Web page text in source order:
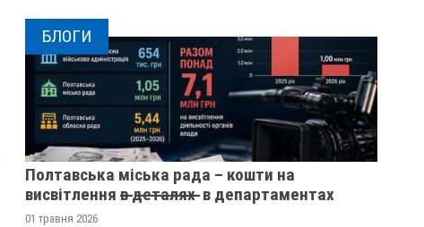
БЛОГИ
Полтавська міська рада – кошти на
висвітлення в̶ ̶д̶е̶т̶а̶л̶я̶х̶ ̶ в департаментах
01 травня 2026